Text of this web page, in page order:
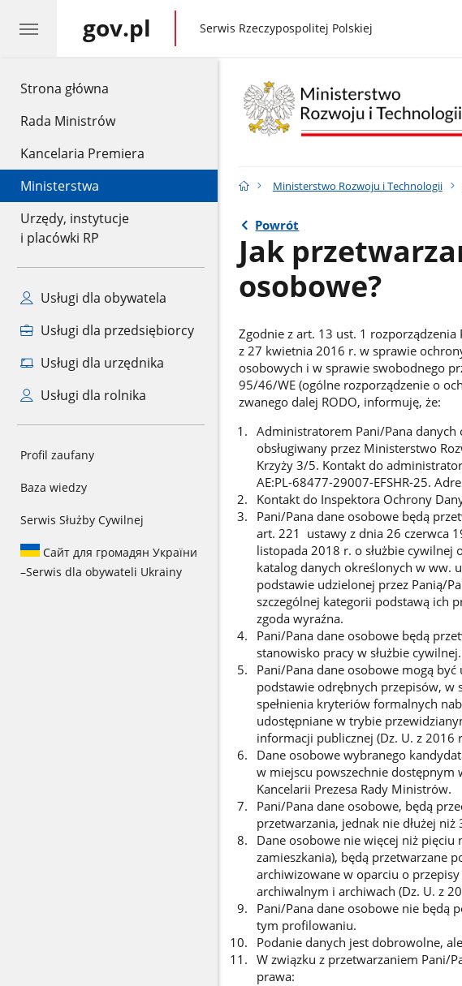
Strona główna
Rada Ministrów
Kancelaria Premiera
Ministerstwa
Urzędy, instytucje
i placówki RP
Usługi dla obywatela
Usługi dla przedsiębiorcy
Usługi dla urzędnika
Usługi dla rolnika
Profil zaufany
Baza wiedzy
Serwis Służby Cywilnej
Сайт для громадян України
–Serwis dla obywateli Ukrainy
gov.pl gov.pl
Serwis Rzeczypospolitej Polskiej
Ministerstwo Rozwoju i Technologii
Powrót
Jak
osobowe?
Zgodnie z art. 13 ust. 1
z 27 kwietnia 2016 r. w sprawie
osobowych i w sprawie swobodnego
95/46/WE (ogólne rozporządzenie o
zwanego dalej RODO, informuję, że:
Administratorem Pani/Pana
obsługiwany przez Ministerstwo
Krzyży 3/5. Kontakt do
AE:PL-68477-29007-EFSHR-25.
Kontakt do Inspektora Ochrony
Pani/Pana dane osobowe będą
art. 221 ustawy z dnia 26 czerwca
listopada 2018 r. o służbie cywilnej
katalog danych określonych w ww.
podstawie udzielonej przez Panią/
szczególnej kategorii podstawą ich
zgoda wyraźna.
Pani/Pana dane osobowe będą
stanowisko pracy w służbie cywilnej.
Pani/Pana dane osobowe mogą
podstawie odrębnych przepisów, w
spełnienia kryteriów formalnych
udostępniane w trybie
informacji publicznej (Dz. U. z 2016
Dane osobowe wybranego
w miejscu powszechnie
Kancelarii Prezesa Rady Ministrów.
Pani/Pana dane osobowe, będą
przetwarzania, jednak nie dłużej
Dane osobowe nie więcej niż
zamieszkania), będą przetwarzane
archiwizowane w oparciu o
archiwalnym i archiwach (Dz. U. z
Pani/Pana dane osobowe nie będą
tym profilowaniu.
Podanie danych jest dobrowolne,
W związku z przetwarzaniem Pani/
prawa: